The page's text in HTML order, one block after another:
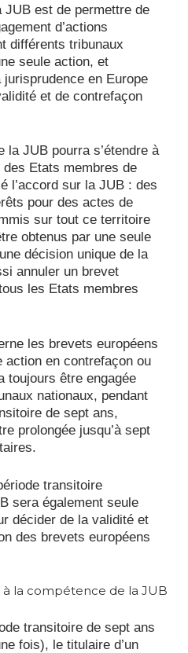
JUB est de permettre de
d’actions
différents tribunaux
seule action, et
jurisprudence en Europe
et de contrefaçon
la JUB pourra s’étendre à
Etats membres de
l’accord sur la JUB : des
pour des actes de
sur tout ce territoire
obtenus par une seule
décision unique de la
annuler un brevet
les Etats membres
les brevets européens
action en contrefaçon ou
toujours être engagée
nationaux, pendant
de sept ans,
prolongée jusqu’à sept
transitoire
sera également seule
décider de la validité et
des brevets européens
la compétence de la JUB
transitoire de sept ans
fois), le titulaire d’un